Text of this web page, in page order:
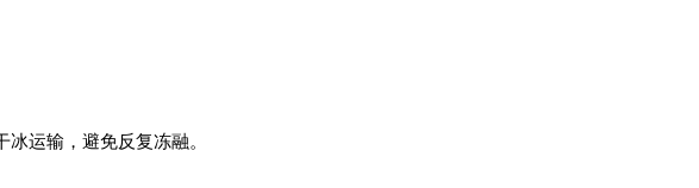
运输，避免反复冻融。